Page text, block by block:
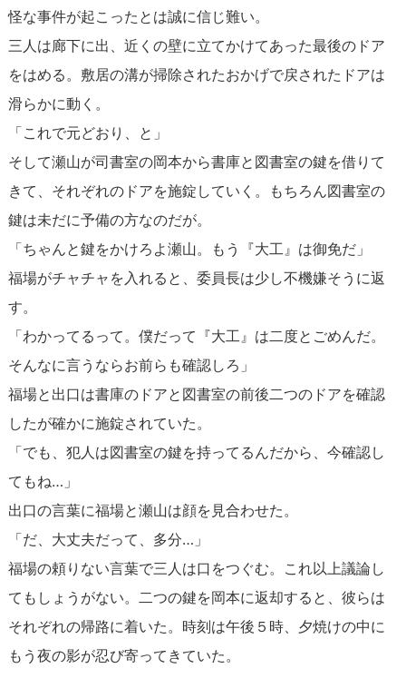
怪な事件が起こったとは誠に信じ難い。
三人は廊下に出、近くの壁に立てかけてあった最後のドア
をはめる。敷居の溝が掃除されたおかげで戻されたドアは
滑らかに動く。
「これで元どおり、と」
そして瀬山が司書室の岡本から書庫と図書室の鍵を借りて
きて、それぞれのドアを施錠していく。もちろん図書室の
鍵は未だに予備の方なのだが。
「ちゃんと鍵をかけろよ瀬山。もう『大工』は御免だ」
福場がチャチャを入れると、委員長は少し不機嫌そうに返
す。
「わかってるって。僕だって『大工』は二度とごめんだ。
そんなに言うならお前らも確認しろ」
福場と出口は書庫のドアと図書室の前後二つのドアを確認
したが確かに施錠されていた。
「でも、犯人は図書室の鍵を持ってるんだから、今確認し
てもね…」
出口の言葉に福場と瀬山は顔を見合わせた。
「だ、大丈夫だって、多分…」
福場の頼りない言葉で三人は口をつぐむ。これ以上議論し
てもしょうがない。二つの鍵を岡本に返却すると、彼らは
それぞれの帰路に着いた。時刻は午後５時、夕焼けの中に
もう夜の影が忍び寄ってきていた。